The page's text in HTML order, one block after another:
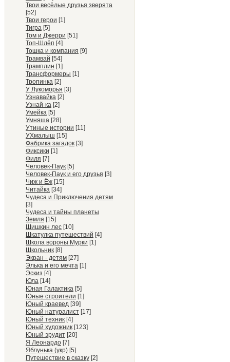
Твои весёлые друзья зверята
[52]
Твои герои [1]
Тигра [5]
Том и Джерри [51]
Топ-Шлёп [4]
Тошка и компания [9]
Трамвай [54]
Трамплин [1]
Трансформеры [1]
Тропинка [2]
У Лукоморья [3]
Узнавайка [2]
Узнай-ка [2]
Умейка [5]
Умняша [28]
Утиные истории [11]
УХмалыш [15]
Фабрика загадок [3]
Фиксики [1]
Филя [7]
Человек-Паук [5]
Человек-Паук и его друзья [3]
Чиж и Ёж [15]
Читайка [34]
Чудеса и Приключения детям
[3]
Чудеса и тайны планеты
Земля [15]
Шишкин лес [10]
Шкатулка путешествий [4]
Школа вороны Мурки [1]
Школьник [8]
Экран - детям [27]
Элька и его мечта [1]
Эскиз [4]
Юла [14]
Юная Галактика [5]
Юные строители [1]
Юный краевед [39]
Юный натуралист [17]
Юный техник [4]
Юный художник [123]
Юный эрудит [20]
Я Леонардо [7]
Яблунька (укр) [5]
Путешествие в сказку [2]